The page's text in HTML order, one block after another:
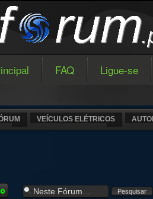
FAQ Ligue-se
VEÍCULOS ELÉTRICOS